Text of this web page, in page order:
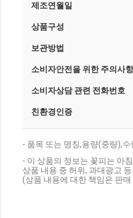
제조연월일
상품구성
보관방법
소비자안전을 위한 주의사항
소비자상담 관련 전화번호
친환경인증
- 품목 또는 명칭,용량(중량),
- 이 상품의 정보는 꽃피는 아
상품 내용 중 허위, 과대광고
(상품 내용에 대한 책임은 판